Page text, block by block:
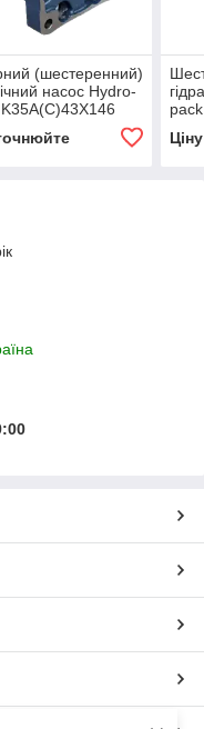
(шестеренний)
насос Hydro-